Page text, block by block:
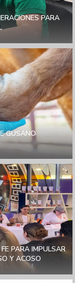
PARA
GUSANO
PARA IMPULSAR
Y ACOSO